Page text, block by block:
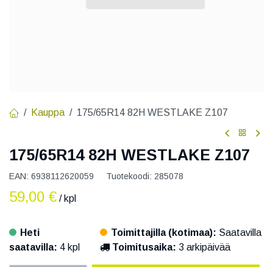
Kauppa 175/65R14 82H WESTLAKE Z107
175/65R14 82H WESTLAKE Z107
EAN: 6938112620059 Tuotekoodi: 285078
59,00 € / kpl
Heti
saatavilla: 4 kpl
Toimittajilla (kotimaa): Saatavilla
Toimitusaika: 3 arkipäivää